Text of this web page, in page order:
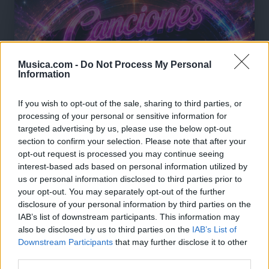
Musica.com - Do Not Process My Personal
Information
If you wish to opt-out of the sale, sharing to third parties, or
processing of your personal or sensitive information for
targeted advertising by us, please use the below opt-out
section to confirm your selection. Please note that after your
opt-out request is processed you may continue seeing
interest-based ads based on personal information utilized by
us or personal information disclosed to third parties prior to
your opt-out. You may separately opt-out of the further
disclosure of your personal information by third parties on the
IAB’s list of downstream participants. This information may
also be disclosed by us to third parties on the IAB’s List of
Downstream Participants that may further disclose it to other
🪐🚀 Canciones para Ver las Estrellas:
Psicodelia y Space Rock 🎸✨
🌌🚀 Viaje intergaláctico: la mejor selección de
psicodelia, space rock y atmósferas cósmicas para
al firmamento y siente la gravedad cero. 💾 ¡Guarda